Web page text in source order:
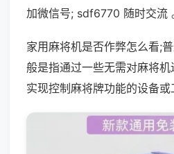
加微信号; sdf6770 随时交流
家用麻将机是否作弊怎么看;
般是指通过一些无需对麻将
实现控制麻将牌功能的设备或